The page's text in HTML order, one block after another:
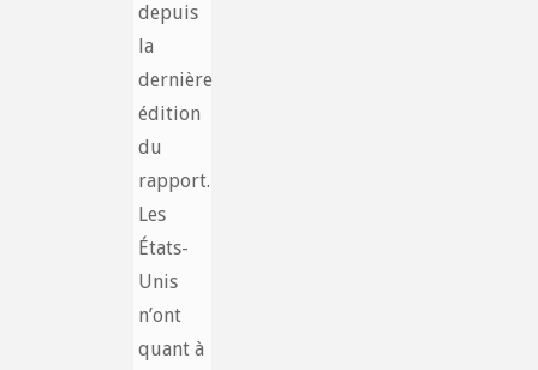
depuis
la
dernière
édition
du
rapport.
Les
États-
Unis
n’ont
quant à